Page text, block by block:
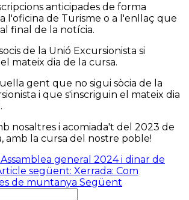
anticipades de forma
l'oficina de Turisme o a l'enllaç que
final de la notícia.
de la Unió Excursionista si
mateix dia de la cursa.
gent que no sigui sòcia de la
i que s'inscriguin el mateix dia
nosaltres i acomiada't del 2023 de
amb la cursa del nostre poble!
general 2024 i dinar de
següent: Xerrada: Com
de muntanya Següent